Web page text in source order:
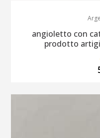
angioletto con
prodotto